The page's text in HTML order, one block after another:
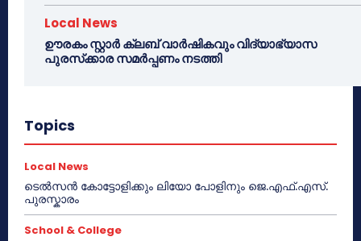
Local News
ഊരകം സ്റ്റാർ ക്ലബ് വാർഷികവും വിദ്യാഭ്യാസ
പുരസ്‌ക്കാര സമർപ്പണം നടത്തി
Topics
Local News
ടെൽസൻ കോട്ടോളിക്കും ലിയോ പോളിനും ജെ.എഫ്.എസ്.
പുരസ്കാരം
School & College